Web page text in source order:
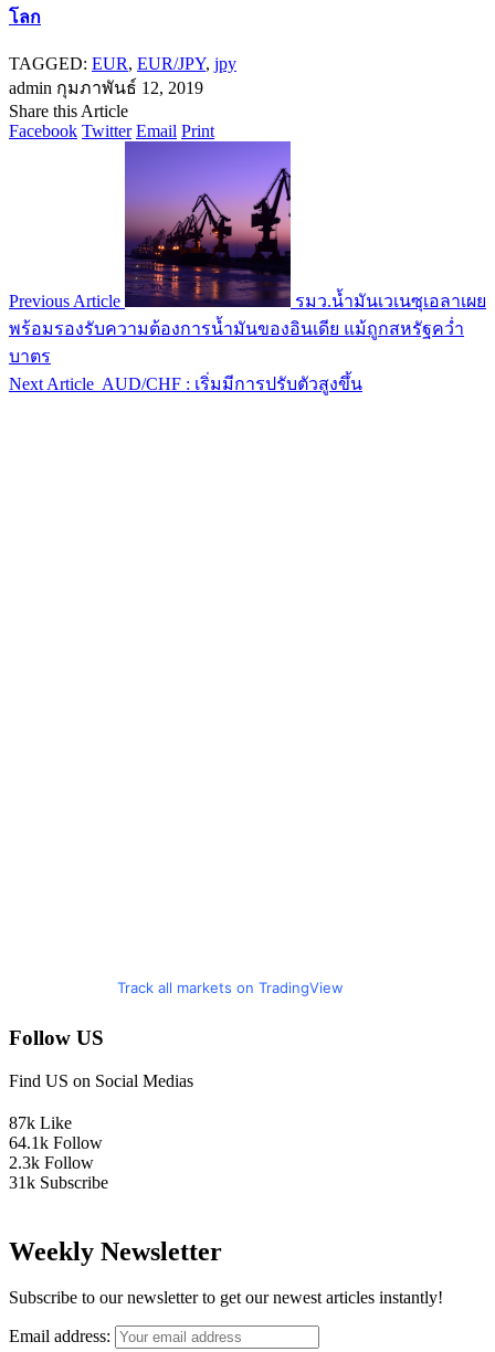
โลก
TAGGED: EUR, EUR/JPY, jpy
admin กุมภาพันธ์ 12, 2019
Share this Article
Facebook Twitter Email Print
Previous Article
รมว.น้ำมันเวเนซุเอลาเผย
พร้อมรองรับความต้องการน้ำมันของอินเดีย แม้ถูกสหรัฐคว่ำ
บาตร
Next Article AUD/CHF : เริ่มมีการปรับตัวสูงขึ้น
Track all markets on TradingView
Follow US
Find US on Social Medias
87k Like
64.1k Follow
2.3k Follow
31k Subscribe
Weekly Newsletter
Subscribe to our newsletter to get our newest articles instantly!
Email address: